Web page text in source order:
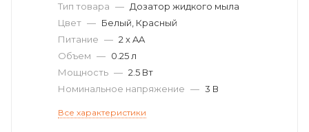
Тип товара — Дозатор жидкого мыла
Цвет — Белый, Красный
Питание — 2 x AA
Объем — 0.25 л
Мощность — 2.5 Вт
Номинальное напряжение — 3 В
Все характеристики